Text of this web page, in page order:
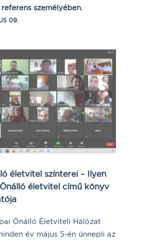
személyében.
09.
életvitel színterei – Ilyen
életvitel című könyv
Önálló Életviteli Hálózat
év május 5-én ünnepli az